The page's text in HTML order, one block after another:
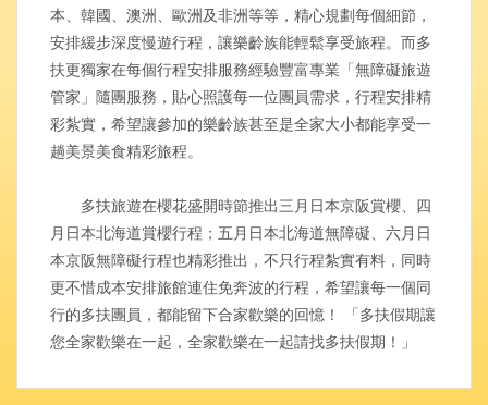
本、韓國、澳洲、歐洲及非洲等等，精心規劃每個細節，
安排緩步深度慢遊行程，讓樂齡族能輕鬆享受旅程。而多
扶更獨家在每個行程安排服務經驗豐富專業「無障礙旅遊
管家」隨團服務，貼心照護每一位團員需求，行程安排精
彩紮實，希望讓參加的樂齡族甚至是全家大小都能享受一
趟美景美食精彩旅程。
多扶旅遊在櫻花盛開時節推出三月日本京阪賞櫻、四
月日本北海道賞櫻行程；五月日本北海道無障礙、六月日
本京阪無障礙行程也精彩推出，不只行程紮實有料，同時
更不惜成本安排旅館連住免奔波的行程，希望讓每一個同
行的多扶團員，都能留下合家歡樂的回憶！ 「多扶假期讓
您全家歡樂在一起，全家歡樂在一起請找多扶假期！」